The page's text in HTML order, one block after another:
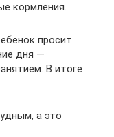
кормления.
просит
дня —
В итоге
а это